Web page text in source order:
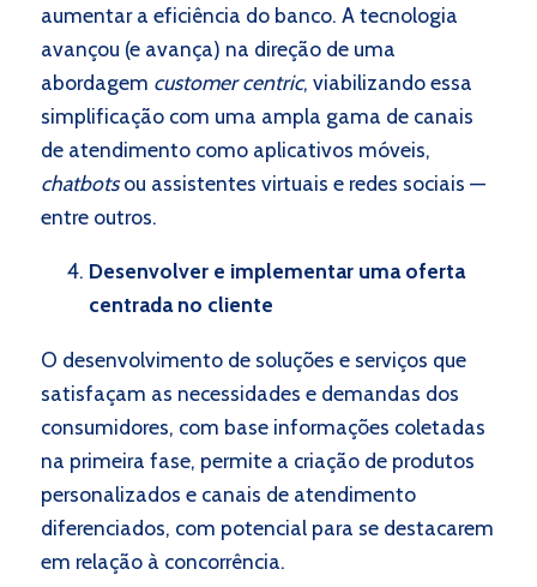
aumentar a eficiência do banco. A tecnologia
avançou (e avança) na direção de uma
abordagem customer centric, viabilizando essa
simplificação com uma ampla gama de canais
de atendimento como aplicativos móveis,
chatbotsou assistentes virtuais e redes sociais —
entre outros.
Desenvolver e implementar uma oferta
centrada no cliente
O desenvolvimento de soluções e serviços que
satisfaçam as necessidades e demandas dos
consumidores, com base informações coletadas
na primeira fase, permite a criação de produtos
personalizados e canais de atendimento
diferenciados, com potencial para se destacarem
em relação à concorrência.